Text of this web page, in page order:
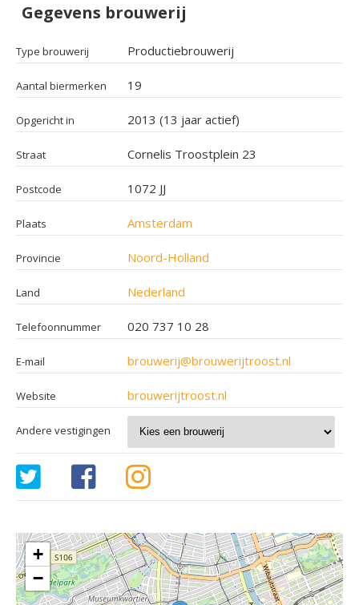
Gegevens brouwerij
Type brouwerij Productiebrouwerij
Aantal biermerken 19
Opgericht in 2013 (13 jaar actief)
Straat Cornelis Troostplein 23
Postcode 1072 JJ
Plaats Amsterdam
Provincie Noord-Holland
Land Nederland
Telefoonnummer 020 737 10 28
E-mail brouwerij@brouwerijtroost.nl
Website brouwerijtroost.nl
Andere vestigingen
+
−